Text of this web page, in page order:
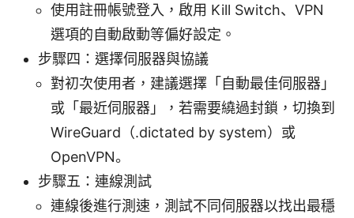
使用註冊帳號登入，啟用 Kill Switch、VPN
選項的自動啟動等偏好設定。
步驟四：選擇伺服器與協議
對初次使用者，建議選擇「自動最佳伺服器」
或「最近伺服器」，若需要繞過封鎖，切換到
WireGuard（.dictated by system）或
OpenVPN。
步驟五：連線測試
連線後進行測速，測試不同伺服器以找出最穩